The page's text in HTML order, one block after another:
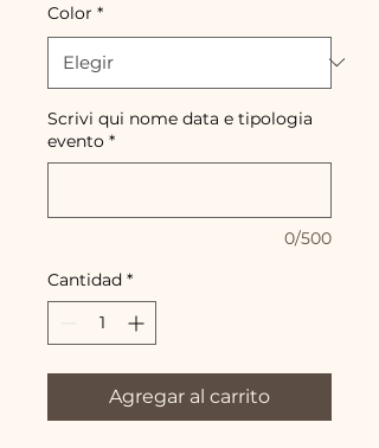
Color *
Scrivi qui nome data e tipologia
evento *
0/500
Cantidad *
Agregar al carrito